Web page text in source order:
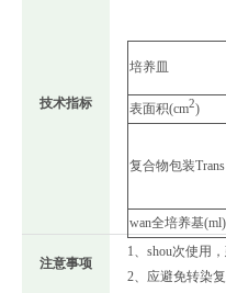
技术指标
培养皿
表面积(cm2)
复合物包装
wan全培养基(ml)
注意事项
1、shou次使用
2、应避免转染